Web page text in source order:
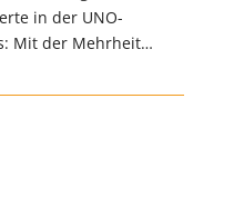
in der UNO-
Mit der Mehrheit…